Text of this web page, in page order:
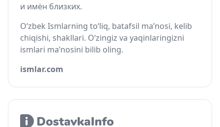
и имён близких.
O‘zbek Ismlarning to‘liq, batafsil ma’nosi, kelib
chiqishi, shakllari. O‘zingiz va yaqinlaringizni
ismlari ma’nosini bilib oling.
ismlar.com